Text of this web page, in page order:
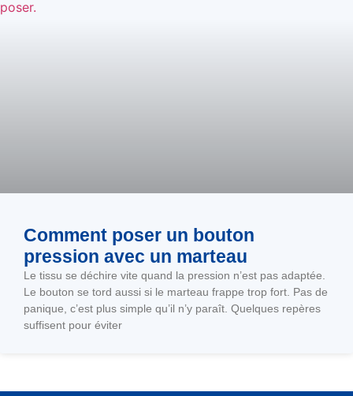
Comment poser un bouton
pression avec un marteau
Le tissu se déchire vite quand la pression n’est pas adaptée.
Le bouton se tord aussi si le marteau frappe trop fort. Pas de
panique, c’est plus simple qu’il n’y paraît. Quelques repères
suffisent pour éviter